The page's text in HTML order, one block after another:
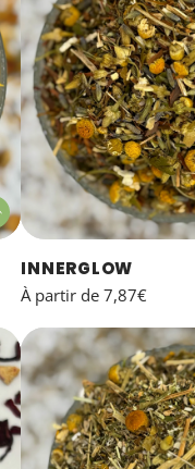
INNERGLOW
À partir de 7,87€